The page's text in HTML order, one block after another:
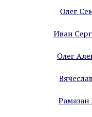
Олег
Иван
Олег
Рамазан